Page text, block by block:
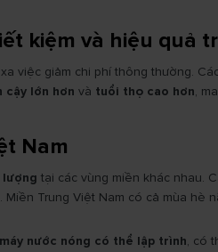
kiệm và hiệu quả
việc giảm chi phí thông thường.
cậy lớn hơn và tuổi thọ cao hơn,
Nam
tại các vùng miền khác nhau.
Miền Trung Việt Nam có cả mùa
nước nóng có thể lập trình, có